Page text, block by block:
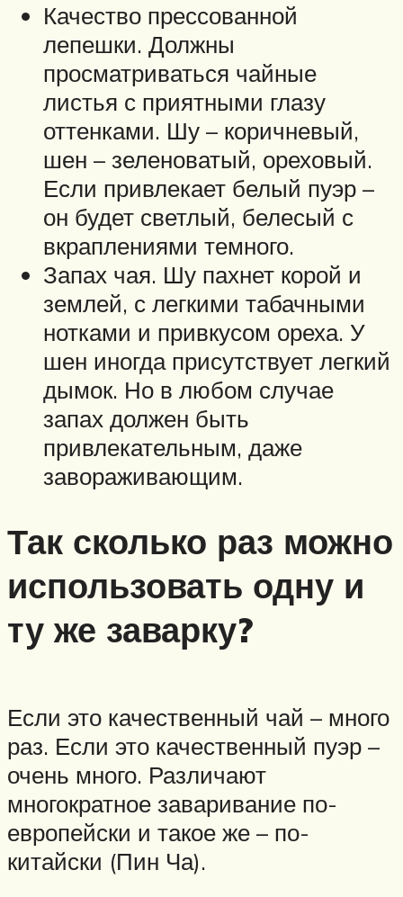
Качество прессованной
лепешки. Должны
просматриваться чайные
листья с приятными глазу
оттенками. Шу – коричневый,
шен – зеленоватый, ореховый.
Если привлекает белый пуэр –
он будет светлый, белесый с
вкраплениями темного.
Запах чая. Шу пахнет корой и
землей, с легкими табачными
нотками и привкусом ореха. У
шен иногда присутствует легкий
дымок. Но в любом случае
запах должен быть
привлекательным, даже
завораживающим.
Так сколько раз можно
использовать одну и
ту же заварку?
Если это качественный чай – много
раз. Если это качественный пуэр –
очень много. Различают
многократное заваривание по-
европейски и такое же – по-
китайски (Пин Ча).